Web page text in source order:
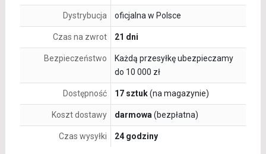
Dystrybucja oficjalna w Polsce
Czas na zwrot 21 dni
Bezpieczeństwo
Każdą przesyłkę ubezpieczamy
do 10 000 zł
Dostępność 17 sztuk(na magazynie)
Koszt dostawy darmowa (bezpłatna)
Czas wysyłki 24 godziny